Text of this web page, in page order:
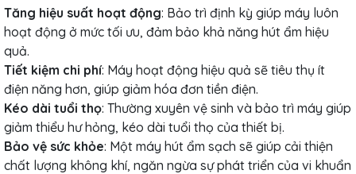
Tăng hiệu suất hoạt động: Bảo trì định kỳ giúp máy luôn
hoạt động ở mức tối ưu, đảm bảo khả năng hút ẩm hiệu
quả.
Tiết kiệm chi phí: Máy hoạt động hiệu quả sẽ tiêu thụ ít
điện năng hơn, giúp giảm hóa đơn tiền điện.
Kéo dài tuổi thọ: Thường xuyên vệ sinh và bảo trì máy giúp
giảm thiểu hư hỏng, kéo dài tuổi thọ của thiết bị.
Bảo vệ sức khỏe: Một máy hút ẩm sạch sẽ giúp cải thiện
chất lượng không khí, ngăn ngừa sự phát triển của vi khuẩn